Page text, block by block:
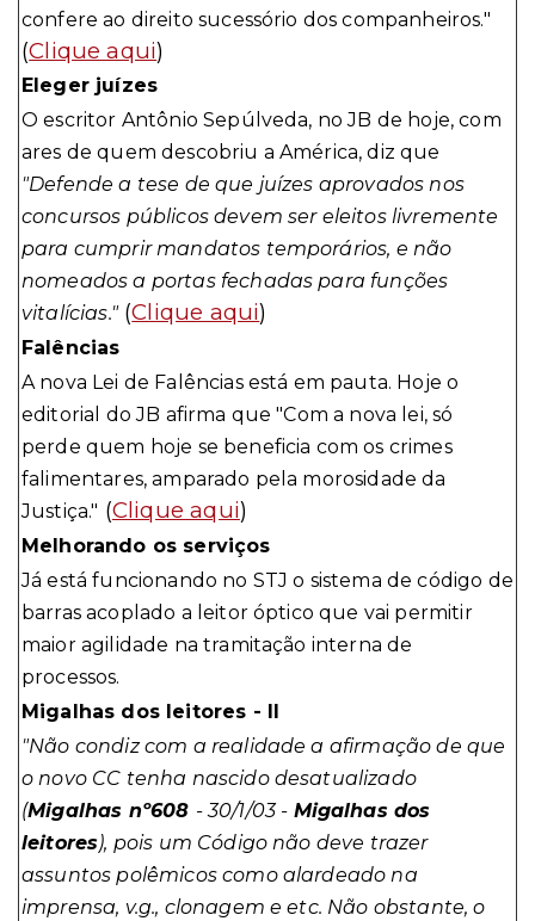
confere ao direito sucessório dos companheiros."
(Clique aqui)
Eleger juízes
O escritor Antônio Sepúlveda, no JB de hoje, com
ares de quem descobriu a América, diz que
"Defende a tese de que juízes aprovados nos
concursos públicos devem ser eleitos livremente
para cumprir mandatos temporários, e não
nomeados a portas fechadas para funções
vitalícias."(Clique aqui)
Falências
A nova Lei de Falências está em pauta. Hoje o
editorial do JB afirma que "Com a nova lei, só
perde quem hoje se beneficia com os crimes
falimentares, amparado pela morosidade da
Justiça." (Clique aqui)
Melhorando os serviços
Já está funcionando no STJ o sistema de código de
barras acoplado a leitor óptico que vai permitir
maior agilidade na tramitação interna de
processos.
Migalhas dos leitores - II
"Não condiz com a realidade a afirmação de que
o novo CC tenha nascido desatualizado
(Migalhas nº608 - 30/1/03 - Migalhas dos
leitores), pois um Código não deve trazer
assuntos polêmicos como alardeado na
imprensa, v.g., clonagem e etc. Não obstante, o